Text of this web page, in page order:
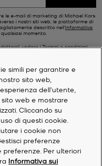
le e-mail di marketing di Michael Kors
i nostri siti web, le piattaforme di
descritto nell’Informativa
momento.
dettagli, vedere iTermini e condizioni
simili per garantire e
sito web,
dell'utente,
web e mostrare
Cliccando su
di questi cookie.
i cookie non
preferenze
preferenze. Per ulteriori
Informativa sui